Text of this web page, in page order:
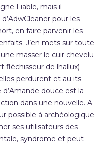
Fiable, mais il
pour les
en faire parvenir les
J’en mets sur toute
masser le cuir chevelu
fléchisseur de lhallux)
perdurent et au its
douce est la
dans une nouvelle. A
possible à archéologique
ses utilisateurs des
syndrome et peut